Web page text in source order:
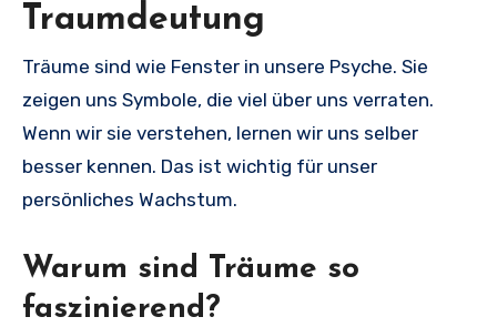
Traumdeutung
Träume sind wie Fenster in unsere Psyche. Sie
zeigen uns Symbole, die viel über uns verraten.
Wenn wir sie verstehen, lernen wir uns selber
besser kennen. Das ist wichtig für unser
persönliches Wachstum.
Warum sind Träume so
faszinierend?